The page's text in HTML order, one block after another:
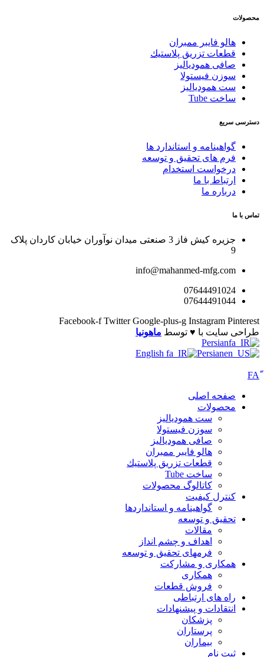
محصولات
هالو فایبر ممبران
قطعات تزريق پلاستيك
صافی همودیالیز
سوزن فیستولا
ست همودیالیز
ساخت Tube
دسترسی سریع
گواهینامه و استاندارد ها
فرم های تحقیق و توسعه
درخواست استخدام
ارتباط با ما
درباره ما
تماس با ما
جزیره کیش فاز 3 صنعتی میدان نوآوران خیابان کاردان پلاک
9
info@mahanmed-mfg.com
07644491024
07644491044
Facebook-f Twitter Google-plus-g Instagram Pinterest
طراحی سایت با ♥️ توسط ماهونیا
Persian
English
Persian
صفحه اصلی
محصولات
ست همودیالیز
سوزن فیستولا
صافی همودیالیز
هالو فایبر ممبران
قطعات تزريق پلاستيك
ساخت Tube
کاتالوگ محصولات
کنترل کیفیت
گواهينامه و استانداردها
تحقيق و توسعه
مقالات
اهداف و چشم انداز
فرمهای تحقیق و توسعه
همکاری و مشارکت
همکاری
فروش قطعات
راه های ارتباطی
انتقادات و پيشنهادات
پزشكان
پرستاران
بيماران
ثبت نام